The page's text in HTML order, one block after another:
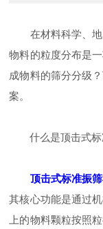
在材料科学、地
物料的粒度分布是
成物料的筛分分级
案。
什么是顶击式标
顶击式标准振
其核心功能是通过
上的物料颗粒按照